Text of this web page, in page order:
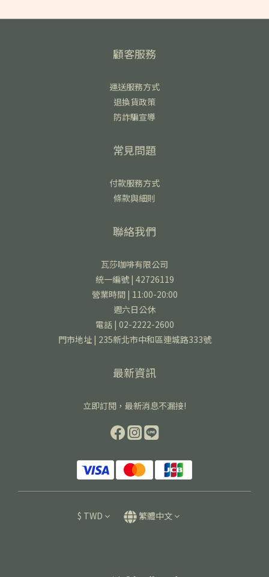
顧客服務
運送服務方式
退換貨政策
防詐騙宣導
常見問題
付款服務方式
條款與細則
聯絡我們
瓦莎咖啡有限公司
統一編號 | 42726119
營業時間 | 11:00-20:00
週六日公休
電話 | 02-2222-2600
門市地址 | 235新北市中和區連城路333號
最新資訊
立即訂閱，最新消息不漏接!
$ TWD 繁體中文